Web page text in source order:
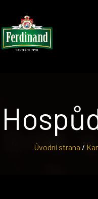
Úvodní strana /